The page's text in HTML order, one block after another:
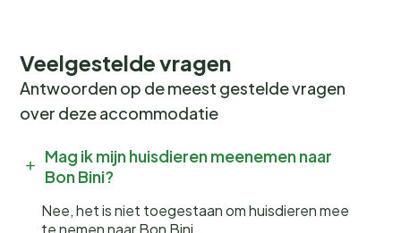
Veelgestelde vragen
Antwoorden op de meest gestelde vragen
over deze accommodatie
Mag ik mijn huisdieren meenemen naar
Bon Bini?
Nee, het is niet toegestaan om huisdieren mee
te nemen naar Bon Bini